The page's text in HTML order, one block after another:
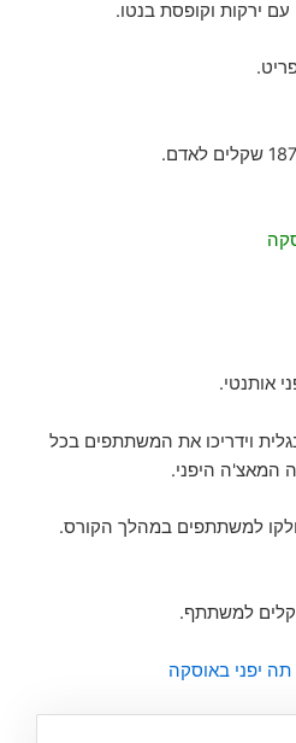
ירקות וקופסת בנטו.
אותנטי.
וידריכו את המשתתפים בכל
המאצ'ה היפני.
למשתתפים במהלך הקורס.
יפני באוסקה